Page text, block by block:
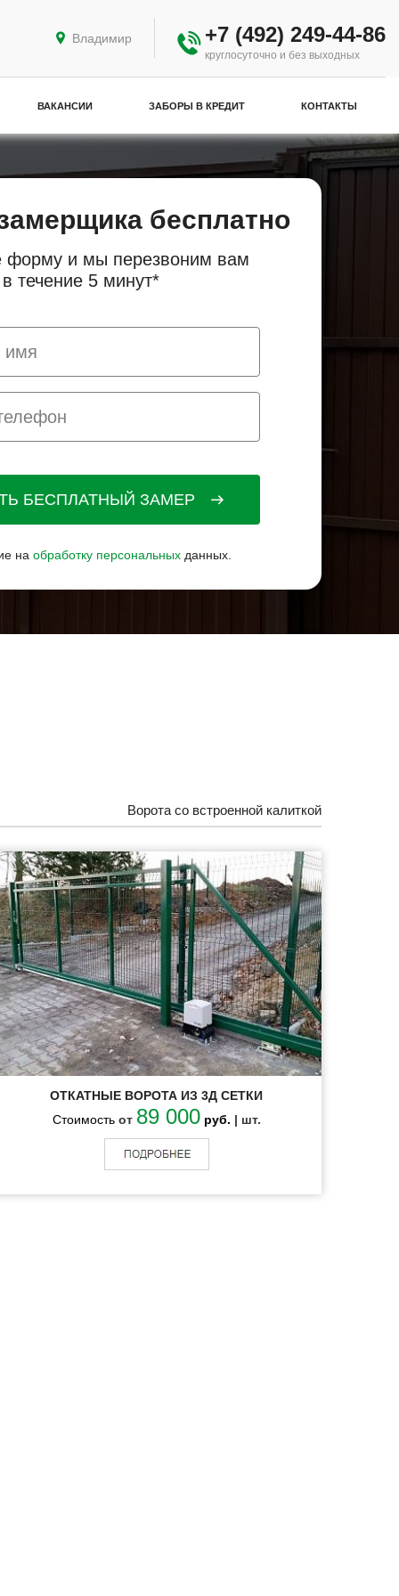
ВАКАНСИИ ЗАБОРЫ В КРЕДИТ КОНТАКТЫ
Владимир +7 (492) 249-44-86
круглосуточно и без выходных
бесплатно
форму и мы перезвоним вам
в течение 5 минут*
БЕСПЛАТНЫЙ ЗАМЕР
на обработку персональных данных.
Ворота со встроенной калиткой
ОТКАТНЫЕ ВОРОТА ИЗ 3Д СЕТКИ
Стоимостьот 89 000 руб. | шт.